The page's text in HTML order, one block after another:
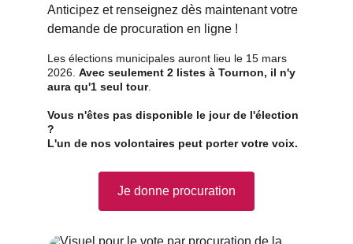
Anticipez et renseignez dès maintenant votre
demande de procuration en ligne !
Les élections municipales auront lieu le 15 mars
2026.​ Avec seulement 2 listes à Tournon, il n'y
aura qu'1 seul tour.
Vous n'êtes pas disponible le jour de l'élection
?
L'un de nos volontaires peut porter votre voix.
Je donne procuration